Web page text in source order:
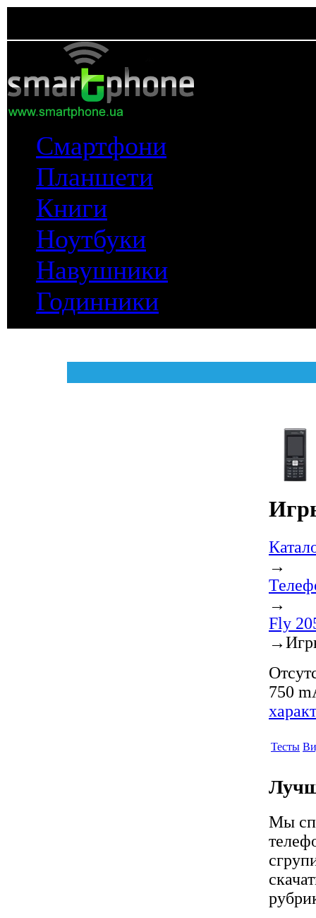
Смартфони
Планшети
Книги
Ноутбуки
Навушники
Годинники
→
→
Fly
→
750
Тесты
Мы